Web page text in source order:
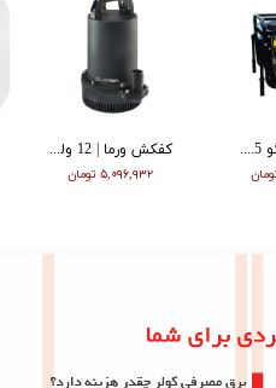
کفکش ورما | 12 ولت | 20 متری | 1 اینچ | مشکی | VMDC-12V 1
۵,۰۹۶,۹۳۲ تومان
موتور برق ویگو 8.5 کیلووات بنزینی سه فاز WG11500T